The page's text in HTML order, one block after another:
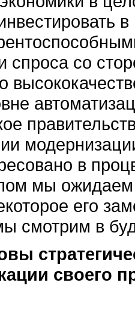
спроса со
в
мы ожидаем
его
смотрим в
своего